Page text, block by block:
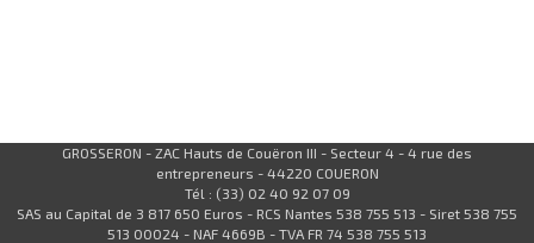
GROSSERON - ZAC Hauts de Couëron III - Secteur 4 - 4 rue des
entrepreneurs - 44220 COUERON
Tél : (33) 02 40 92 07 09
SAS au Capital de 3 817 650 Euros - RCS Nantes 538 755 513 - Siret 538 755
513 00024 - NAF 4669B - TVA FR 74 538 755 513